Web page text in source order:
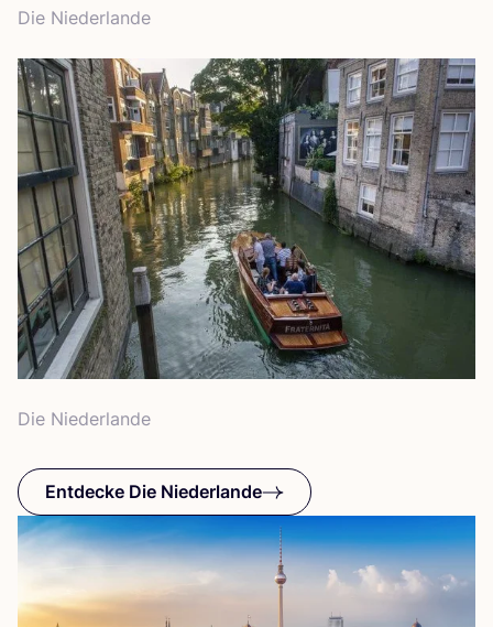
Die Nie­der­lan­de
Die Nie­der­lan­de
Entdecke Die Niederlande